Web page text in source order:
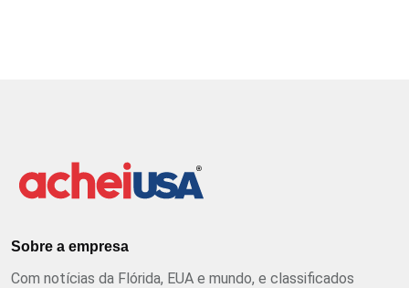
Sobre a empresa
Com notícias da Flórida, EUA e mundo, e classificados